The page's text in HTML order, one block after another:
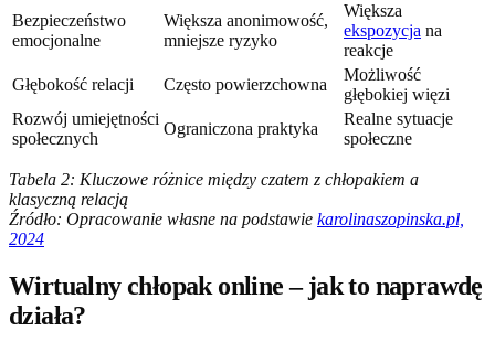
Bezpieczeństwo
emocjonalne
Większa anonimowość,
mniejsze ryzyko
Większa
ekspozycja na
reakcje
Głębokość relacji
Często powierzchowna
Możliwość
głębokiej więzi
Rozwój umiejętności
społecznych
Ograniczona praktyka
Realne sytuacje
społeczne
Tabela 2: Kluczowe różnice między czatem z chłopakiem a
klasyczną relacją
Źródło: Opracowanie własne na podstawie karolinaszopinska.pl,
2024
Wirtualny chłopak online – jak to naprawdę
działa?